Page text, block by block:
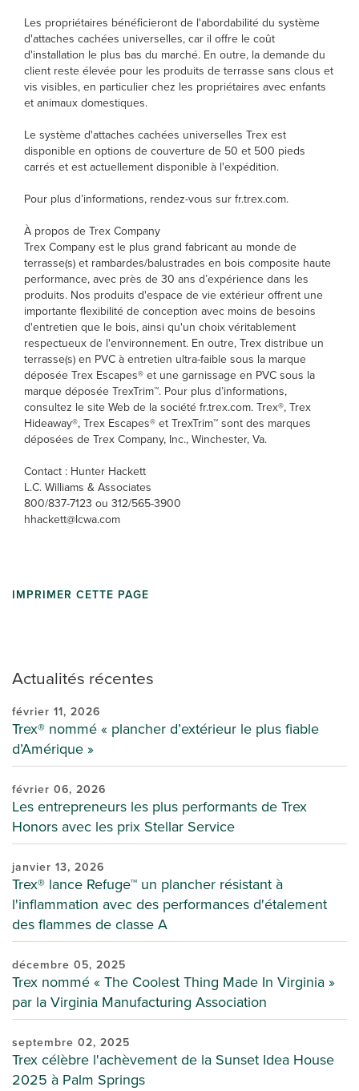
Actualités récentes
février 11, 2026
Trex® nommé « plancher d’extérieur le plus fiable
d’Amérique »
février 06, 2026
Les entrepreneurs les plus performants de Trex
Honors avec les prix Stellar Service
janvier 13, 2026
Trex® lance Refuge™ un plancher résistant à
l'inflammation avec des performances d'étalement
des flammes de classe A
décembre 05, 2025
Trex nommé « The Coolest Thing Made In Virginia »
par la Virginia Manufacturing Association
septembre 02, 2025
Trex célèbre l'achèvement de la Sunset Idea House
2025 à Palm Springs
Les propriétaires bénéficieront de l'abordabilité du système
d'attaches cachées universelles, car il offre le coût
d'installation le plus bas du marché. En outre, la demande du
client reste élevée pour les produits de terrasse sans clous et
vis visibles, en particulier chez les propriétaires avec enfants
et animaux domestiques.
Le système d'attaches cachées universelles Trex est
disponible en options de couverture de 50 et 500 pieds
carrés et est actuellement disponible à l'expédition.
Pour plus d’informations, rendez-vous sur fr.trex.com.
À propos de Trex Company
Trex Company est le plus grand fabricant au monde de
terrasse(s) et rambardes/balustrades en bois composite haute
performance, avec près de 30 ans d’expérience dans les
produits. Nos produits d'espace de vie extérieur offrent une
importante flexibilité de conception avec moins de besoins
d'entretien que le bois, ainsi qu'un choix véritablement
respectueux de l'environnement. En outre, Trex distribue un
terrasse(s) en PVC à entretien ultra-faible sous la marque
déposée Trex Escapes® et une garnissage en PVC sous la
marque déposée TrexTrim™. Pour plus d’informations,
consultez le site Web de la société fr.trex.com. Trex®, Trex
Hideaway®, Trex Escapes® et TrexTrim™ sont des marques
déposées de Trex Company, Inc., Winchester, Va.
Contact : Hunter Hackett
L.C. Williams & Associates
800/837-7123 ou 312/565-3900
hhackett@lcwa.com
IMPRIMER CETTE PAGE